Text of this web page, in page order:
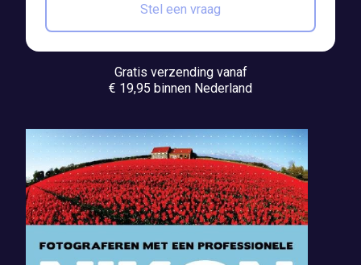
Stel een vraag
Gratis verzending vanaf
€ 19,95 binnen Nederland